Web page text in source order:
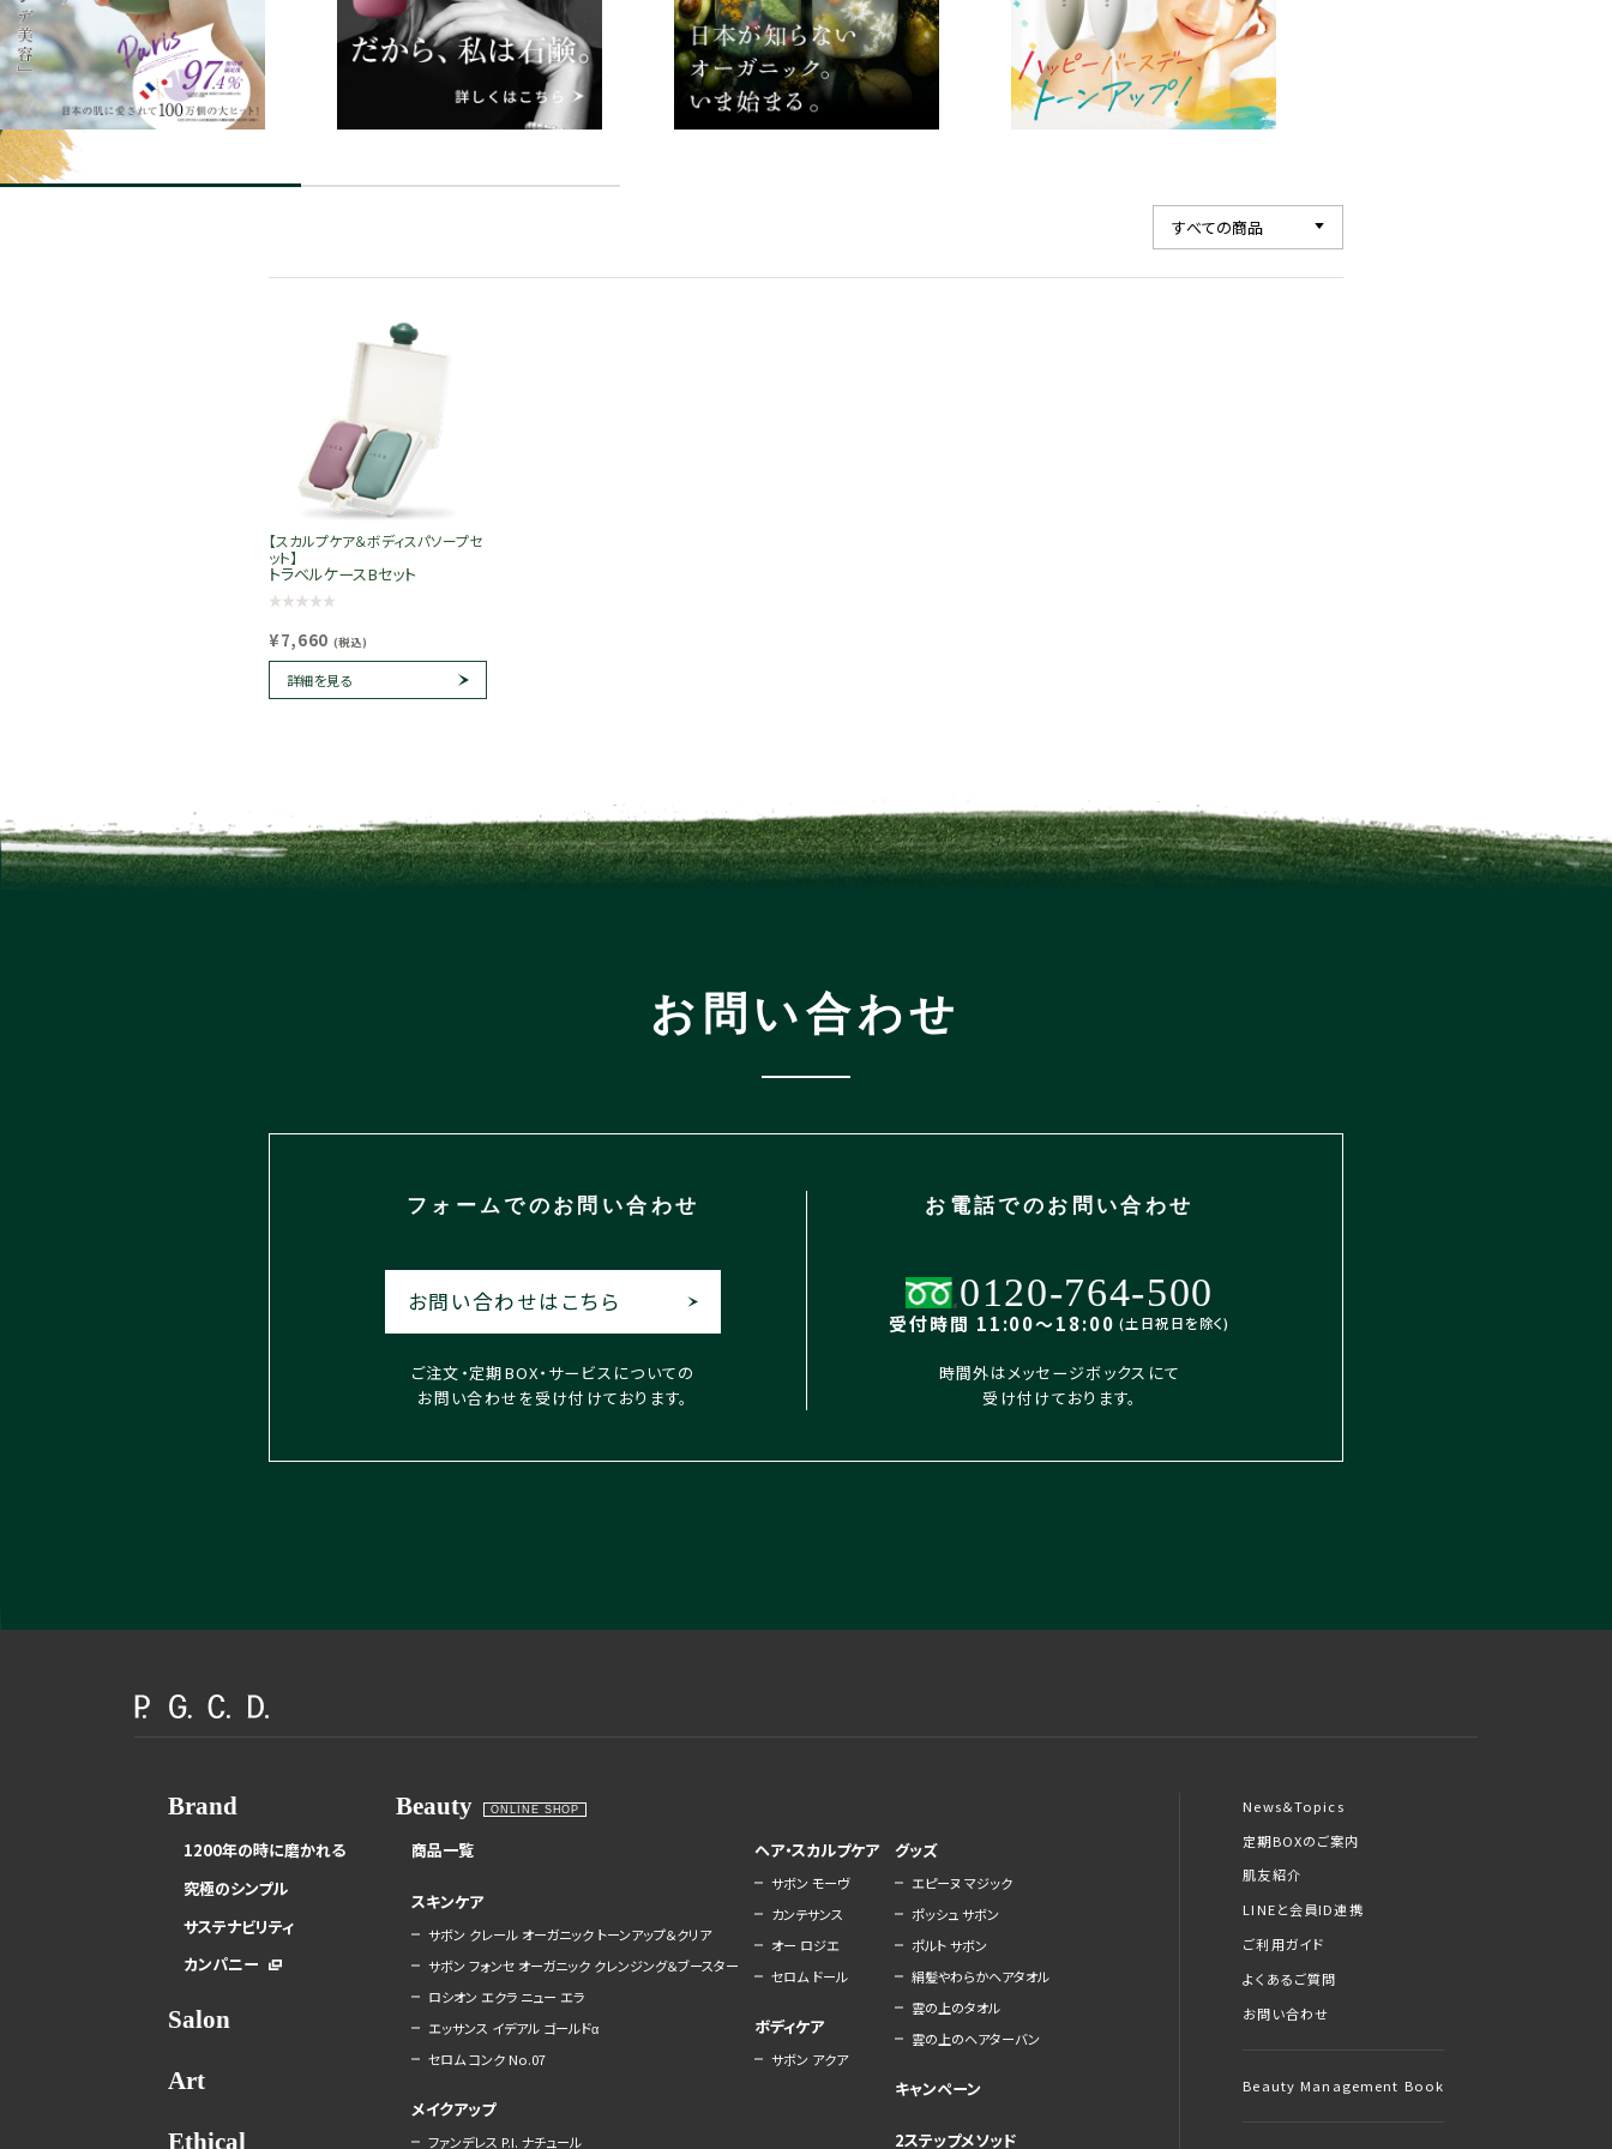
【スカルプケア＆ボディスパソープセ
ット】
トラベルケースBセット
¥7,660 (税込)
詳細を見る
お問い合わせ
フォームでの お問い合わせ
お問い合わせはこちら
ご注文・定期BOX・サービスについての
お問い合わせを受け付けております。
お電話での お問い合わせ
0120-764-500
受付時間 11:00〜18:00 (土日祝日を除く)
時間外はメッセージボックスにて
受け付けております。
Brand
1200年の時に磨かれる
究極のシンプル
サステナビリティ
カンパニー
Salon
Art
Ethical
Beauty ONLINE SHOP
商品一覧
スキンケア
サボン クレール オーガニック トーンアップ＆クリア
サボン フォンセ オーガニック クレンジング＆ブースター
ロシオン エクラ ニュー エラ
エッサンス イデアル ゴールドα
セロム コンク No.07
メイクアップ
ファンデレス P.I. ナチュール
ヘア・スカルプケア
サボン モーヴ
カンテサンス
オー ロジエ
セロム ドール
ボディケア
サボン アクア
グッズ
エピーヌ マジック
ポッシュ サボン
ポルト サボン
絹髪やわらかヘアタオル
雲の上のタオル
雲の上のヘアターバン
キャンペーン
2ステップメソッド
News＆Topics
定期BOXのご案内
肌友紹介
LINEと会員ID連携
ご利用ガイド
よくあるご質問
お問い合わせ
Beauty Management Book